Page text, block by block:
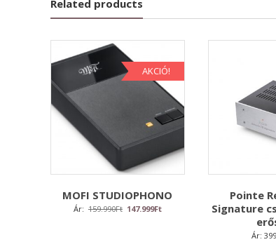
Related products
AKCIÓ!
MOFI STUDIOPHONO
Ár: 159.990Ft Original
147.999FtCurrent
Pointe
Signature
Ár: